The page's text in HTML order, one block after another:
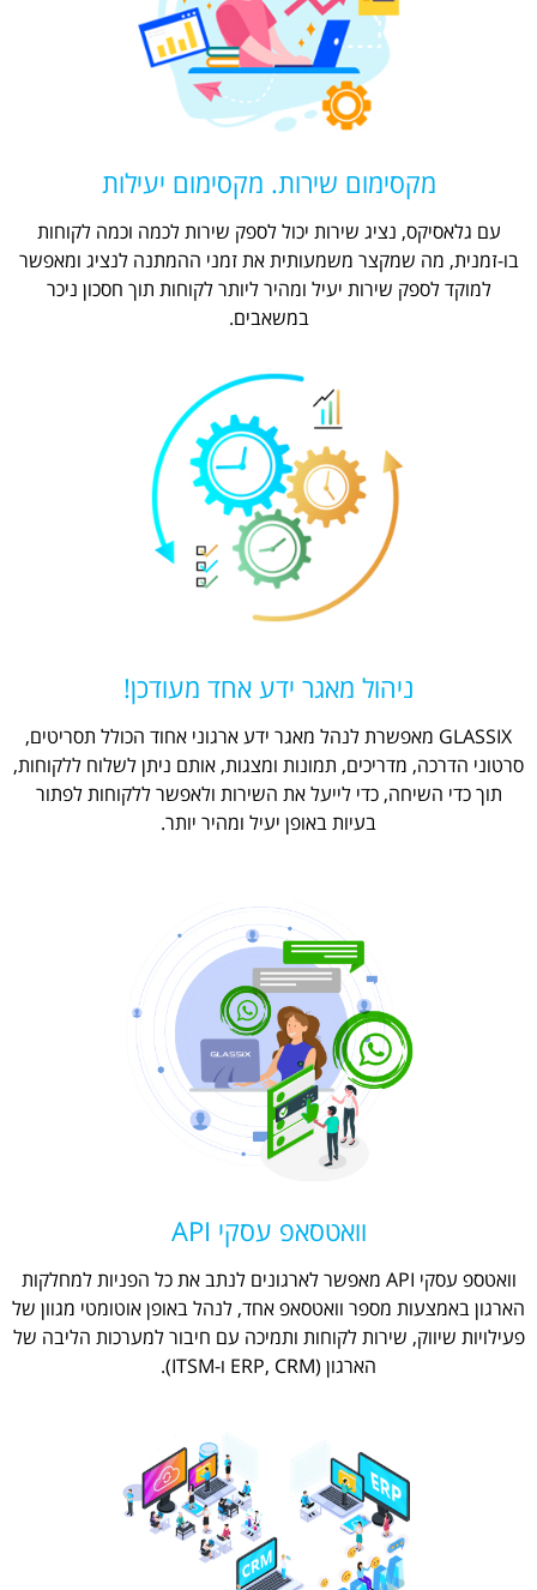
מקסימום שירות. מקסימום יעילות
עם גלאסיקס, נציג שירות יכול לספק שירות לכמה וכמה לקוחות
בו-זמנית, מה שמקצר משמעותית את זמני ההמתנה לנציג ומאפשר
למוקד לספק שירות יעיל ומהיר ליותר לקוחות תוך חסכון ניכר
במשאבים.
ניהול מאגר ידע אחד מעודכן!
GLASSIX מאפשרת לנהל מאגר ידע ארגוני אחוד הכולל תסריטים,
סרטוני הדרכה, מדריכים, תמונות ומצגות, אותם ניתן לשלוח ללקוחות,
תוך כדי השיחה, כדי לייעל את השירות ולאפשר ללקוחות לפתור
בעיות באופן יעיל ומהיר יותר.
וואטסאפ עסקי API
וואטספ עסקי API מאפשר לארגונים לנתב את כל הפניות למחלקות
הארגון באמצעות מספר וואטסאפ אחד, לנהל באופן אוטומטי מגוון של
פעילויות שיווק, שירות לקוחות ותמיכה עם חיבור למערכות הליבה של
הארגון (ERP, CRM ו-ITSM).